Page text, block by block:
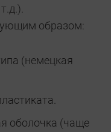
образом:
(немецкая
оболочка (чаще